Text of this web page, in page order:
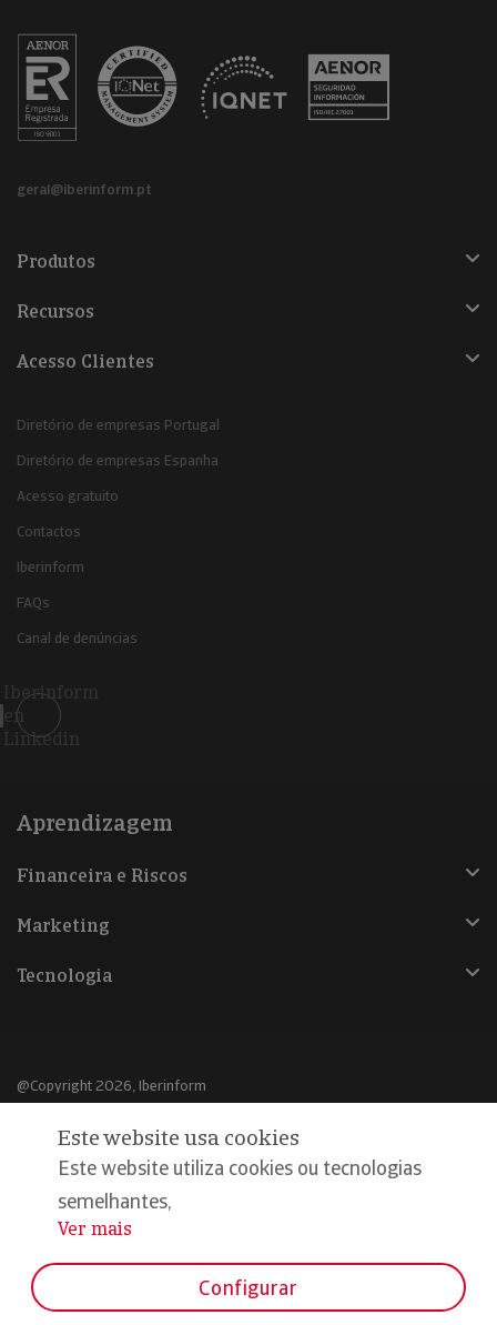
geral@iberinform.pt
Produtos
Recursos
Acesso Clientes
Diretório de empresas Portugal
Diretório de empresas Espanha
Acesso gratuito
Contactos
Iberinform
FAQs
Canal de denúncias
Iberinform
en
Linkedin
Aprendizagem
Financeira e Riscos
Marketing
Tecnologia
@Copyright 2026, Iberinform
Aviso legal
Política de cookies
Declaração de privacidade
Este website usa cookies
Este website utiliza cookies ou tecnologias
semelhantes,
...
Ver mais
Configurar